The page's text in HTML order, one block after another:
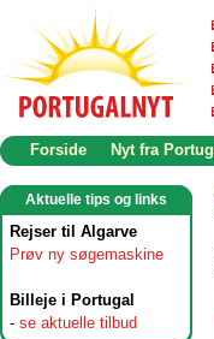
Forside Nyt fra
Aktuelle tips og links
Rejser til Algarve
Prøv ny søgemaskine
Billeje i Portugal
- se aktuelle tilbud